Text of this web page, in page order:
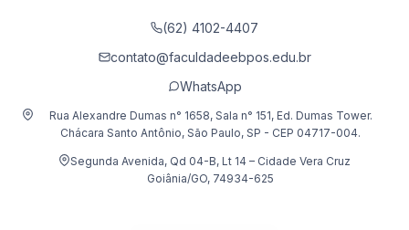
(62) 4102-4407
contato@faculdadeebpos.edu.br
WhatsApp
Rua Alexandre Dumas n° 1658, Sala n° 151, Ed. Dumas Tower.
Chácara Santo Antônio, São Paulo, SP - CEP 04717-004.
Segunda Avenida, Qd 04-B, Lt 14 – Cidade Vera Cruz
Goiânia/GO, 74934-625